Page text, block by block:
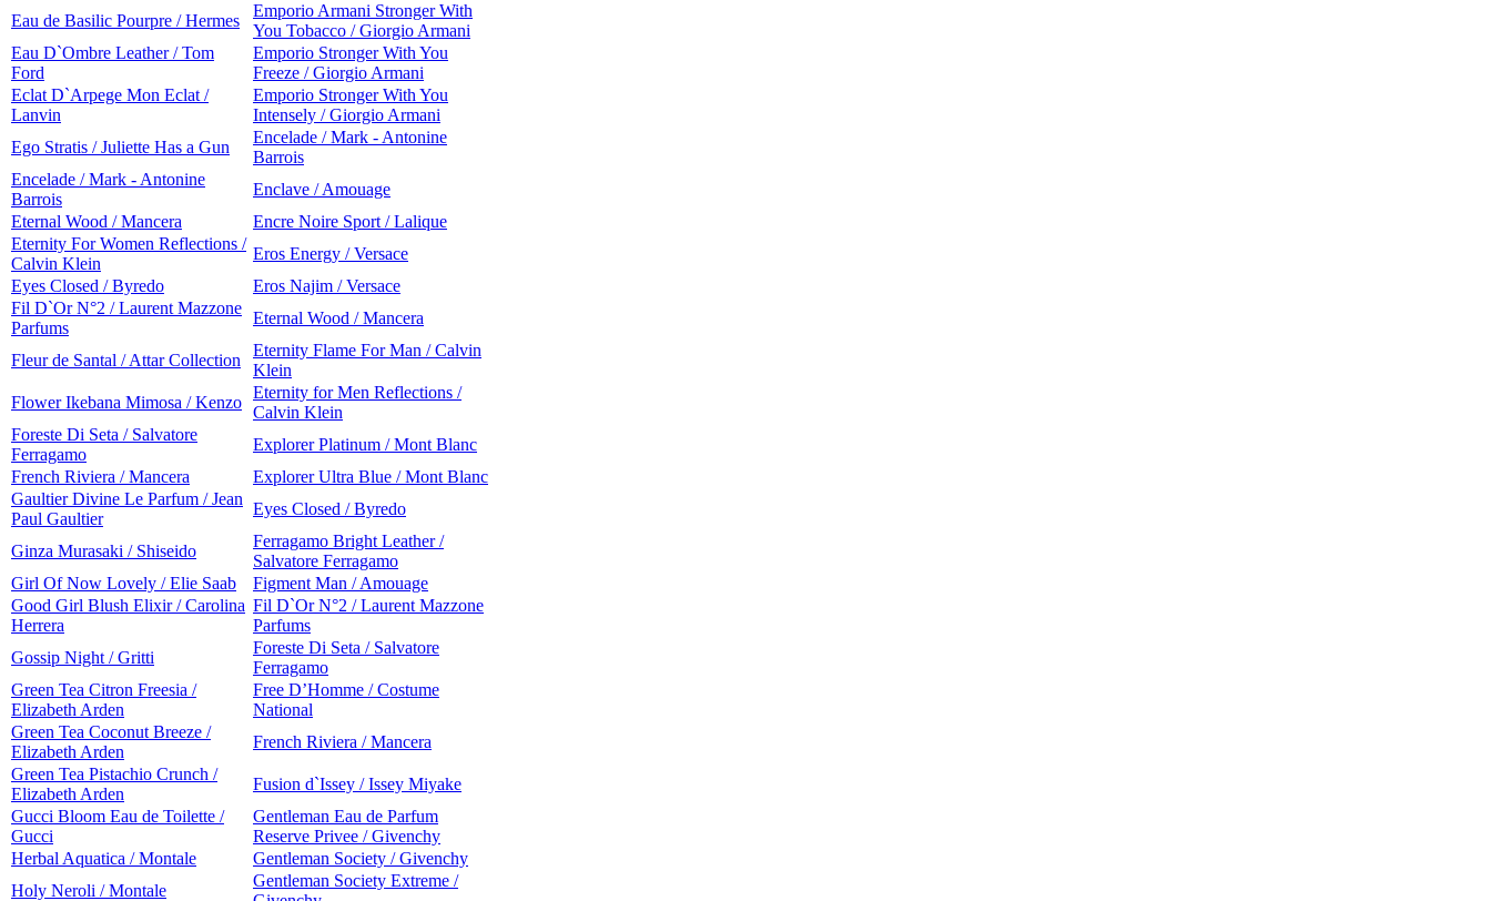
Eau de Basilic Pourpre / Hermes
Emporio Armani Stronger With
You Tobacco / Giorgio Armani
Eau D`Ombre Leather / Tom
Ford
Emporio Stronger With You
Freeze / Giorgio Armani
Eclat D`Arpege Mon Eclat /
Lanvin
Emporio Stronger With You
Intensely / Giorgio Armani
Ego Stratis / Juliette Has a Gun
Encelade / Mark - Antonine
Barrois
Encelade / Mark - Antonine
Barrois
Enclave / Amouage
Eternal Wood / Mancera
Encre Noire Sport / Lalique
Eternity For Women Reflections /
Calvin Klein
Eros Energy / Versace
Eyes Closed / Byredo
Eros Najim / Versace
Fil D`Or N°2 / Laurent Mazzone
Parfums
Eternal Wood / Mancera
Fleur de Santal / Attar Collection
Eternity Flame For Man / Calvin
Klein
Flower Ikebana Mimosa / Kenzo
Eternity for Men Reflections /
Calvin Klein
Foreste Di Seta / Salvatore
Ferragamo
Explorer Platinum / Mont Blanc
French Riviera / Mancera
Explorer Ultra Blue / Mont Blanc
Gaultier Divine Le Parfum / Jean
Paul Gaultier
Eyes Closed / Byredo
Ginza Murasaki / Shiseido
Ferragamo Bright Leather /
Salvatore Ferragamo
Girl Of Now Lovely / Elie Saab
Figment Man / Amouage
Good Girl Blush Elixir / Carolina
Herrera
Fil D`Or N°2 / Laurent Mazzone
Parfums
Gossip Night / Gritti
Foreste Di Seta / Salvatore
Ferragamo
Green Tea Citron Freesia /
Elizabeth Arden
Free D’Homme / Costume
National
Green Tea Coconut Breeze /
Elizabeth Arden
French Riviera / Mancera
Green Tea Pistachio Crunch /
Elizabeth Arden
Fusion d`Issey / Issey Miyake
Gucci Bloom Eau de Toilette /
Gucci
Gentleman Eau de Parfum
Reserve Privee / Givenchy
Herbal Aquatica / Montale
Gentleman Society / Givenchy
Holy Neroli / Montale
Gentleman Society Extreme /